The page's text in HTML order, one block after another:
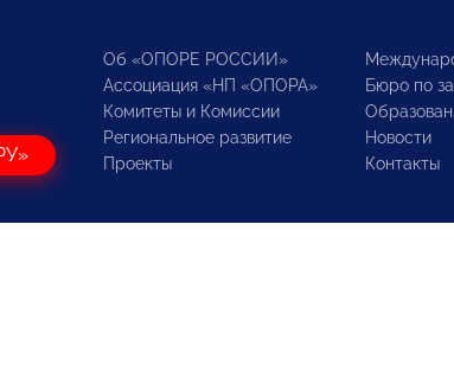
Об «ОПОРЕ РОССИИ»
Ассоциация «НП «ОПОРА»
Комитеты и Комиссии
Региональное развитие
Проекты
Бюро по
Новости
Контакты